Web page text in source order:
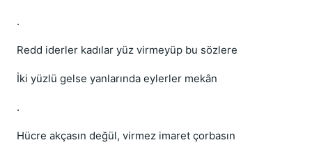
.
Redd iderler kadılar yüz virmeyüp bu sözlere
İki yüzlü gelse yanlarında eylerler mekân
.
Hücre akçasın değül, virmez imaret çorbasın